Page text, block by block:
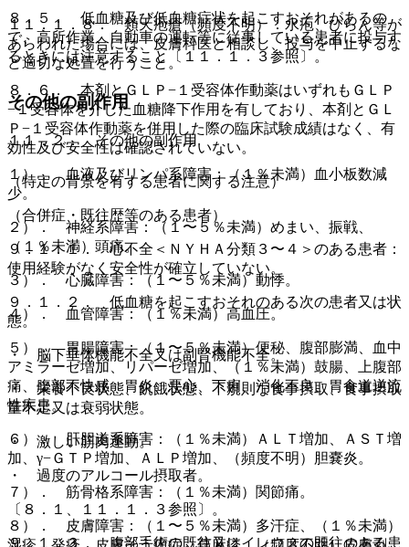
８．５． 低血糖及び低血糖症状を起こすおそれがあるの
で、高所作業、自動車の運転等に従事している患者に投与す
るときには注意すること〔１１．１．３参照〕。
８．６． 本剤とＧＬＰ−１受容体作動薬はいずれもＧＬＰ
−１受容体を介した血糖降下作用を有しており、本剤とＧＬ
Ｐ−１受容体作動薬を併用した際の臨床試験成績はなく、有
効性及び安全性は確認されていない。
（特定の背景を有する患者に関する注意）
（合併症・既往歴等のある患者）
９．１．１． 心不全＜ＮＹＨＡ分類３〜４＞のある患者：
使用経験がなく安全性が確立していない。
９．１．２． 低血糖を起こすおそれのある次の患者又は状
態。
・ 脳下垂体機能不全又は副腎機能不全。
・ 栄養不良状態、飢餓状態、不規則な食事摂取、食事摂取
量不足又は衰弱状態。
・ 激しい筋肉運動。
・ 過度のアルコール摂取者。
〔８．１、１１．１．３参照〕。
９．１．３． 腹部手術の既往又はイレウスの既往のある患
１１．１．８． 類天疱瘡（頻度不明）：水疱、びらん等が
あらわれた場合には、皮膚科医と相談し、投与を中止するな
ど適切な処置を行うこと。
その他の副作用
１１．２． その他の副作用
１）． 血液及びリンパ系障害：（１％未満）血小板数減
少。
２）． 神経系障害：（１〜５％未満）めまい、振戦、
（１％未満）頭痛。
３）． 心臓障害：（１〜５％未満）動悸。
４）． 血管障害：（１％未満）高血圧。
５）． 胃腸障害：（１〜５％未満）便秘、腹部膨満、血中
アミラーゼ増加、リパーゼ増加、（１％未満）鼓腸、上腹部
痛、腹部不快感、胃炎、悪心、下痢、消化不良、胃食道逆流
性疾患。
６）． 肝胆道系障害：（１％未満）ＡＬＴ増加、ＡＳＴ増
加、γ−ＧＴＰ増加、ＡＬＰ増加、（頻度不明）胆嚢炎。
７）． 筋骨格系障害：（１％未満）関節痛。
８）． 皮膚障害：（１〜５％未満）多汗症、（１％未満）